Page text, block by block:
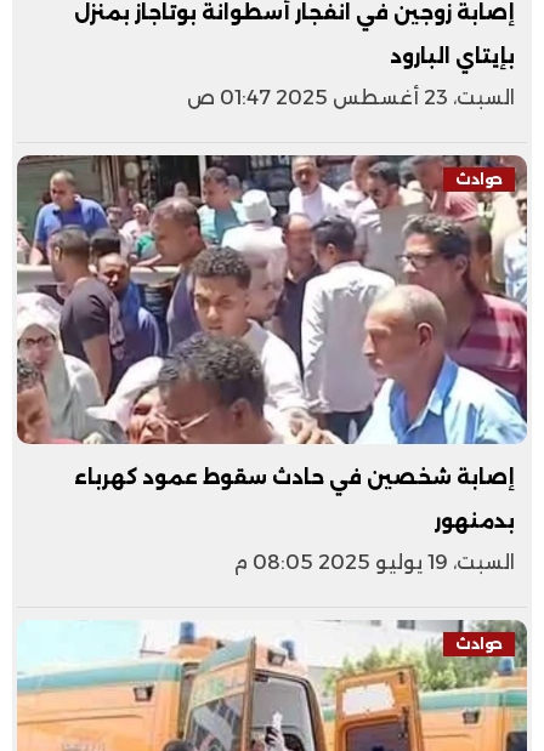
إصابة زوجين في انفجار أسطوانة بوتاجاز بمنزل
بإيتاي البارود
السبت، 23 أغسطس 2025 01:47 ص
حوادث
إصابة شخصين في حادث سقوط عمود كهرباء
بدمنهور
السبت، 19 يوليو 2025 08:05 م
حوادث